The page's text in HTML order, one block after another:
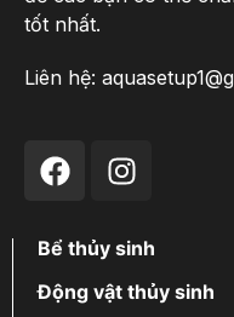
tốt nhất.
Liên hệ:
Bể thủy sinh
Động vật thủy sinh